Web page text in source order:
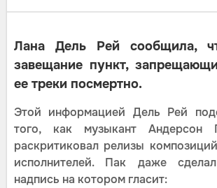
Лана Дель Рей сообщила,
завещание пункт,
ее треки посмертно.
Этой информацией Дель Рей
того, как музыкант Андерсон
раскритиковал релизы
исполнителей. Пак даже
надпись на котором гласит: